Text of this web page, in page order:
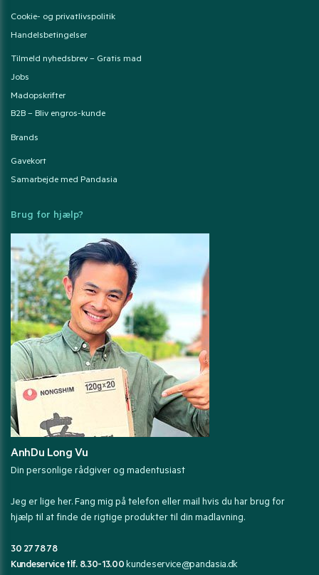
Cookie- og privatlivspolitik
Handelsbetingelser
Tilmeld nyhedsbrev – Gratis mad
Jobs
Madopskrifter
B2B – Bliv engros-kunde
Brands
Gavekort
Samarbejde med Pandasia
Brug for hjælp?
AnhDu Long Vu
Din personlige rådgiver og madentusiast
Jeg er lige her. Fang mig på telefon eller mail hvis du har brug for
hjælp til at finde de rigtige produkter til din madlavning.
30 27 78 78
Kundeservice tlf. 8.30-13.00kundeservice@pandasia.dk